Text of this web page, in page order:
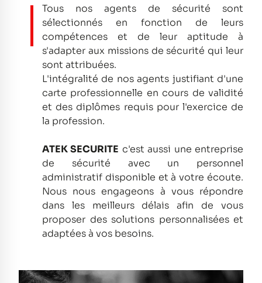
Tous nos agents de sécurité sont
sélectionnés en fonction de leurs
compétences et de leur aptitude à
s'adapter aux missions de sécurité qui leur
sont attribuées.
L'intégralité de nos agents justifiant d'une
carte professionnelle en cours de validité
et des diplômes requis pour l'exercice de
la profession.
ATEK SECURITE c'est aussi une entreprise
de sécurité avec un personnel
administratif disponible et à votre écoute.
Nous nous engageons à vous répondre
dans les meilleurs délais afin de vous
proposer des solutions personnalisées et
adaptées à vos besoins.